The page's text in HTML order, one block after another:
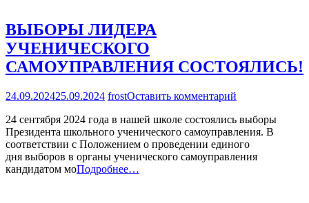
ВЫБОРЫ ЛИДЕРА
УЧЕНИЧЕСКОГО
САМОУПРАВЛЕНИЯ СОСТОЯЛИСЬ!
24.09.202425.09.2024 frostОставить комментарий
ЛИДЕРА
24 сентября 2024 года в нашей школе состоялись выборы
Президента школьного ученического самоуправления. В
соответствии с Положением о проведении единого
дня выборов в органы ученического самоуправления
кандидатом моПодробнее…